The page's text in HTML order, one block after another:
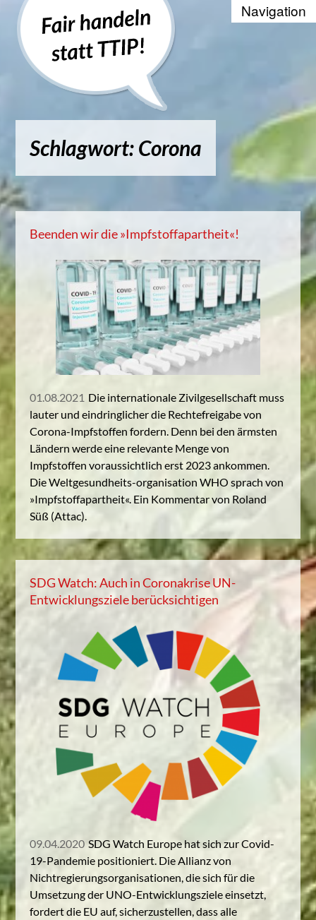
Recherche
Positionen
Die WTO und der Welthandel
Kontakt
Kampagnenbanner zum
Datenschutzerklärung
Schlagwort: Corona
Beenden wir die »Impfstoffapartheit«!
01.08.2021 Die internationale Zivilgesellschaft muss
lauter und eindringlicher die Rechtefreigabe von
Corona-Impfstoffen fordern. Denn bei den ärmsten
Ländern werde eine relevante Menge von
Impfstoffen voraussichtlich erst 2023 ankommen.
Die Weltgesundheits-organisation WHO sprach von
»Impfstoffapartheit«. Ein Kommentar von Roland
Süß (Attac).
SDG Watch: Auch in Coronakrise UN-
Entwicklungsziele berücksichtigen
09.04.2020 SDG Watch Europe hat sich zur Covid-
19-Pandemie positioniert. Die Allianz von
Nichtregierungsorganisationen, die sich für die
Umsetzung der UNO-Entwicklungsziele einsetzt,
fordert die EU auf, sicherzustellen, dass alle